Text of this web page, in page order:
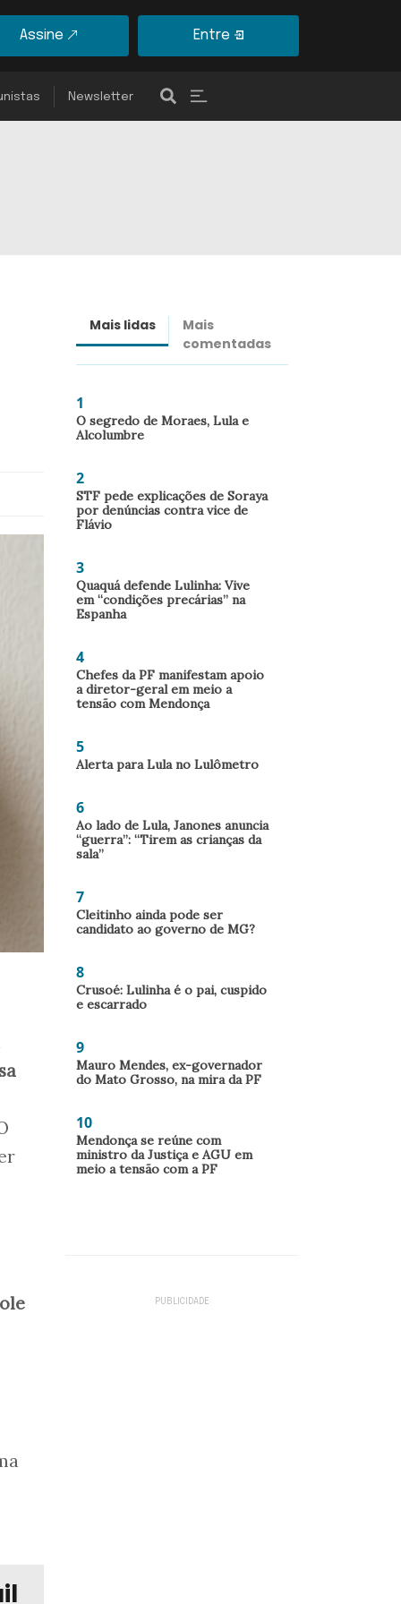
Assine Entre
Newsletter
Mais lidas
Mais
comentadas
1
O segredo de Moraes, Lula e
Alcolumbre
2
STF pede explicações de Soraya
por denúncias contra vice de
Flávio
3
Quaquá defende Lulinha: Vive
em “condições precárias” na
Espanha
4
Chefes da PF manifestam apoio
a diretor-geral em meio a
tensão com Mendonça
5
Alerta para Lula no Lulômetro
6
Ao lado de Lula, Janones anuncia
“guerra”: “Tirem as crianças da
sala”
7
Cleitinho ainda pode ser
candidato ao governo de MG?
8
Crusoé: Lulinha é o pai, cuspido
e escarrado
9
Mauro Mendes, ex-governador
do Mato Grosso, na mira da PF
10
Mendonça se reúne com
ministro da Justiça e AGU em
meio a tensão com a PF